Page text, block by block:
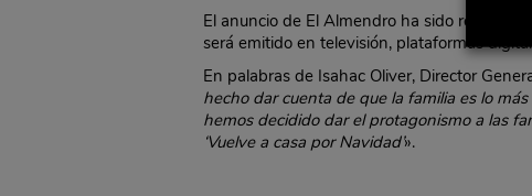
El anuncio de El Almendro ha sido
será emitido en televisión, plataformas
En palabras de Isahac Oliver, Director
hecho dar cuenta de que la familia es lo
hemos decidido dar el protagonismo a las
‘Vuelve a casa por Navidad’».